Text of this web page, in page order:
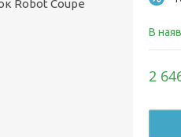
В
2
Robot Coupe